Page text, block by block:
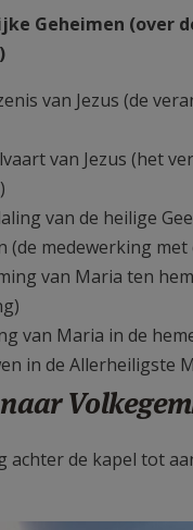
Geheimen (over
van Jezus (de
van Jezus (het
van de heilige
(de medewerking met
van Maria ten
van Maria in de
in de Allerheiligste
achter de kapel tot